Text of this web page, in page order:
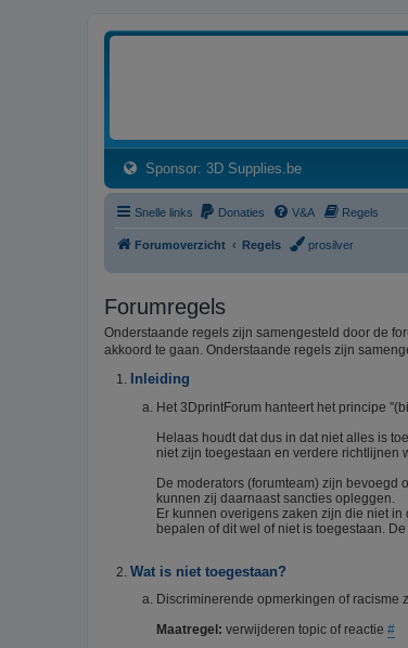
Sponsor: 3D Supplies.be(Opens a new tab)
Snelle links Donaties V&A Regels
Forumoverzicht Regels prosilver
Forumregels
Onderstaande regels zijn samengesteld door de
akkoord te gaan. Onderstaande regels zijn
Inleiding
Het 3DprintForum hanteert het principe
Helaas houdt dat dus in dat niet alles is
niet zijn toegestaan en verdere richtlijnen
De moderators (forumteam) zijn bevoegd
kunnen zij daarnaast sancties opleggen.
Er kunnen overigens zaken zijn die niet
bepalen of dit wel of niet is toegestaan.
Wat is niet toegestaan?
Discriminerende opmerkingen of racisme
Maatregel: verwijderen topic of reactie #